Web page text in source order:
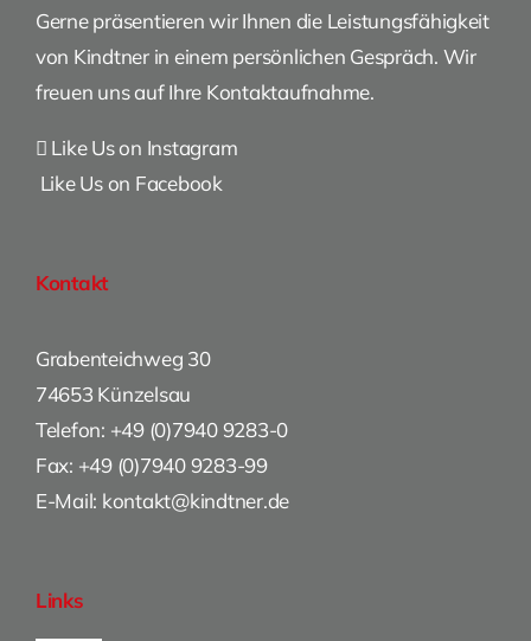
Gerne präsentieren wir Ihnen die Leistungsfähigkeit
von Kindtner in einem persönlichen Gespräch. Wir
freuen uns auf Ihre Kontaktaufnahme.
Like Us on Instagram
Like Us on Facebook
Kontakt
Grabenteichweg 30
74653 Künzelsau
Telefon: +49 (0)7940 9283-0
Fax: +49 (0)7940 9283-99
E-Mail: kontakt@kindtner.de
Links